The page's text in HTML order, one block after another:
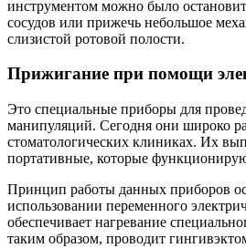
инструментом можно было
сосудов или прижечь небольшое
слизистой ротовой полости.
Прижигание при помощи
Это специальные приборы для
манипуляций. Сегодня они широко
стоматологических клиниках. Их
портативные, которые
Принцип работы данных приборов
использовании переменного
обеспечивает нагревание
таким образом, проводит